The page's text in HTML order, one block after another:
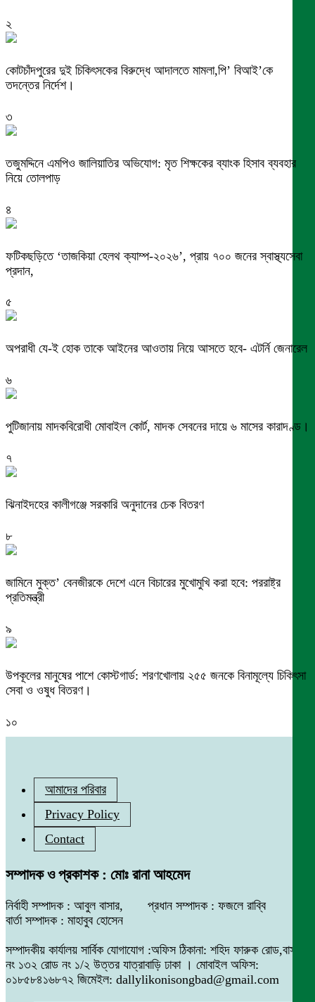
২
কোটচাঁদপুরের দুই চিকিৎসকের বিরুদ্ধে আদালতে মামলা,পি’ বিআই’কে
তদন্তের নির্দেশ।
৩
তজুমদ্দিনে এমপিও জালিয়াতির অভিযোগ: মৃত শিক্ষকের ব্যাংক হিসাব ব্যবহার
নিয়ে তোলপাড়
৪
ফটিকছড়িতে ‘তাজকিয়া হেলথ ক্যাম্প-২০২৬’, প্রায় ৭০০ জনের স্বাস্থ্যসেবা
প্রদান,
৫
অপরাধী যে-ই হোক তাকে আইনের আওতায় নিয়ে আসতে হবে- এটর্নি জেনারেল
৬
পুটিজানায় মাদকবিরোধী মোবাইল কোর্ট, মাদক সেবনের দায়ে ৬ মাসের কারাদণ্ড।
৭
ঝিনাইদহের কালীগঞ্জে সরকারি অনুদানের চেক বিতরণ
৮
জামিনে মুক্ত’ বেনজীরকে দেশে এনে বিচারের মুখোমুখি করা হবে: পররাষ্ট্র
প্রতিমন্ত্রী
৯
উপকূলের মানুষের পাশে কোস্টগার্ড: শরণখোলায় ২৫৫ জনকে বিনামূল্যে চিকিৎসা
সেবা ও ওষুধ বিতরণ।
১০
আমাদের পরিবার
Privacy Policy
Contact
সম্পাদক ও প্রকাশক : মোঃ রানা আহমেদ
নির্বাহী সম্পাদক : আবুল বাসার, প্রধান সম্পাদক : ফজলে রাব্বি
বার্তা সম্পাদক : মাহাবুব হোসেন
সম্পাদকীয় কার্যালয় সার্বিক যোগাযোগ :অফিস ঠিকানা: শহিদ ফারুক রোড,বাসা
নং ১৩২ রোড নং ১/২ উত্তর যাত্রাবাড়ি ঢাকা । মোবাইল অফিস:
০১৮৫৮৪১৬৮৭২ জিমেইল: dallylikonisongbad@gmail.com